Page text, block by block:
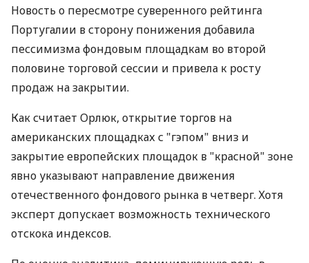
Новость о пересмотре суверенного рейтинга
Португалии в сторону понижения добавила
пессимизма фондовым площадкам во второй
половине торговой сессии и привела к росту
продаж на закрытии.
Как считает Орлюк, открытие торгов на
американских площадках с "гэпом" вниз и
закрытие европейских площадок в "красной" зоне
явно указывают направление движения
отечественного фондового рынка в четверг. Хотя
эксперт допускает возможность технического
отскока индексов.